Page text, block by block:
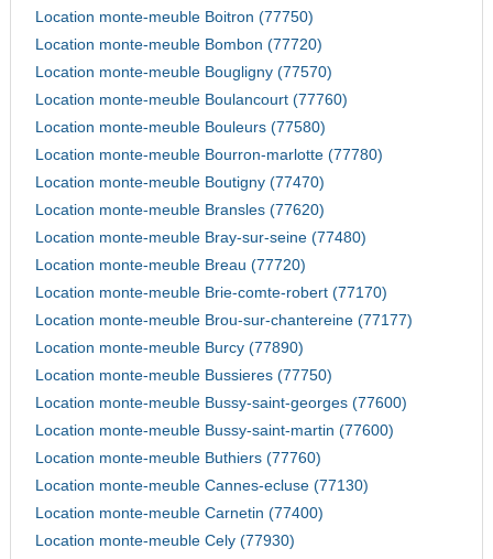
Location monte-meuble Boitron (77750)
Location monte-meuble Bombon (77720)
Location monte-meuble Bougligny (77570)
Location monte-meuble Boulancourt (77760)
Location monte-meuble Bouleurs (77580)
Location monte-meuble Bourron-marlotte (77780)
Location monte-meuble Boutigny (77470)
Location monte-meuble Bransles (77620)
Location monte-meuble Bray-sur-seine (77480)
Location monte-meuble Breau (77720)
Location monte-meuble Brie-comte-robert (77170)
Location monte-meuble Brou-sur-chantereine (77177)
Location monte-meuble Burcy (77890)
Location monte-meuble Bussieres (77750)
Location monte-meuble Bussy-saint-georges (77600)
Location monte-meuble Bussy-saint-martin (77600)
Location monte-meuble Buthiers (77760)
Location monte-meuble Cannes-ecluse (77130)
Location monte-meuble Carnetin (77400)
Location monte-meuble Cely (77930)